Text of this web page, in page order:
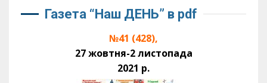
Газета “Наш ДЕНЬ” в pdf
№41 (428),
27 жовтня-2 листопада
2021 р.